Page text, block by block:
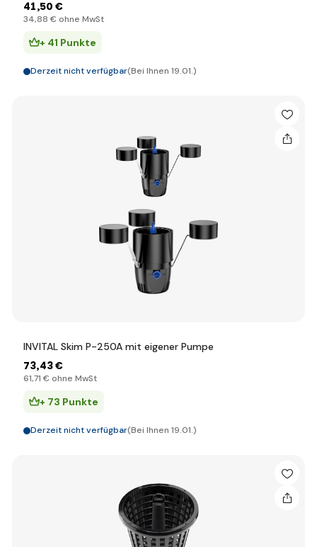
41,50 €
34,88 € ohne MwSt
+ 41 Punkte
Derzeit nicht verfügbar(Bei Ihnen 19.01.)
INVITAL Skim P-250A mit eigener Pumpe
73,43 €
61,71 € ohne MwSt
+ 73 Punkte
Derzeit nicht verfügbar(Bei Ihnen 19.01.)